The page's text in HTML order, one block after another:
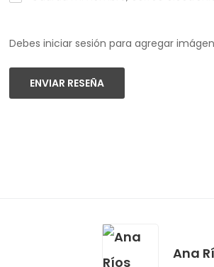
Debes iniciar sesión para agregar
ENVIAR RESEÑA
Ana